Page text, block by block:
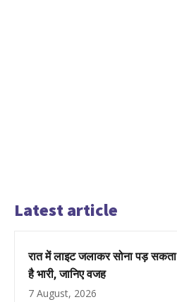
Latest article
रात में लाइट जलाकर सोना पड़ सकता
है भारी, जानिए वजह
7 August, 2026